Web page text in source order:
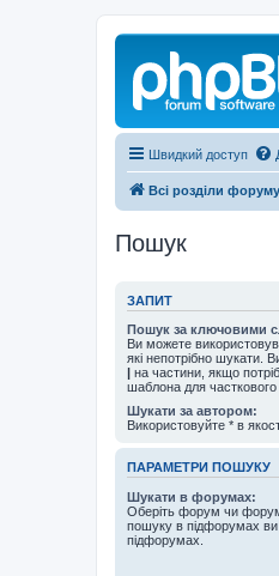
Швидкий доступ
Всі розділи форуму
Пошук
ЗАПИТ
Пошук за ключовими
Ви можете
які непотрібно шукати.
| на частини, якщо
шаблона для часткового
Шукати за автором:
Використовуйте * в
ПАРАМЕТРИ ПОШУКУ
Шукати в форумах:
Оберіть форум чи
пошуку в підфорумах ви
підфорумах.